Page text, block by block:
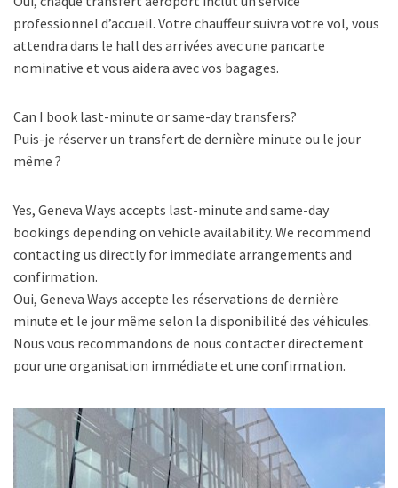
professionnel d’accueil. Votre chauffeur suivra votre vol, vous
attendra dans le hall des arrivées avec une pancarte
nominative et vous aidera avec vos bagages.
Can I book last-minute or same-day transfers?
Puis-je réserver un transfert de dernière minute ou le jour
même ?
Yes, Geneva Ways accepts last-minute and same-day
bookings depending on vehicle availability. We recommend
contacting us directly for immediate arrangements and
confirmation.
Oui, Geneva Ways accepte les réservations de dernière
minute et le jour même selon la disponibilité des véhicules.
Nous vous recommandons de nous contacter directement
pour une organisation immédiate et une confirmation.